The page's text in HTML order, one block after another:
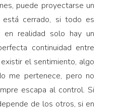
puede proyectarse un
ce­rrado, si todo es
en realidad solo hay un
continuidad entre
el sentimiento, algo
me pertenece, pero no
escapa al control. Si
de los otros, si en